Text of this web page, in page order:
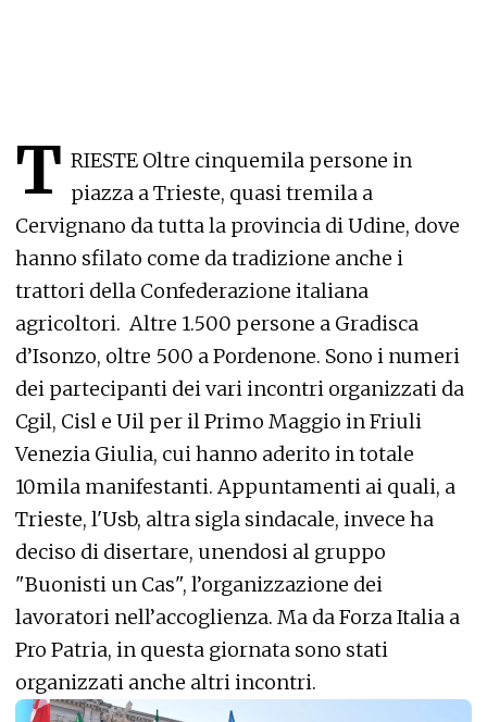
T RIESTE Oltre cinquemila persone in
piazza a Trieste, quasi tremila a
Cervignano da tutta la provincia di Udine, dove
hanno sfilato come da tradizione anche i
trattori della Confederazione italiana
agricoltori. Altre 1.500 persone a Gradisca
d’Isonzo, oltre 500 a Pordenone. Sono i numeri
dei partecipanti dei vari incontri organizzati da
Cgil, Cisl e Uil per il Primo Maggio in Friuli
Venezia Giulia, cui hanno aderito in totale
10mila manifestanti. Appuntamenti ai quali, a
Trieste, l'Usb, altra sigla sindacale, invece ha
deciso di disertare, unendosi al gruppo
"Buonisti un Cas", l’organizzazione dei
lavoratori nell’accoglienza. Ma da Forza Italia a
Pro Patria, in questa giornata sono stati
organizzati anche altri incontri.